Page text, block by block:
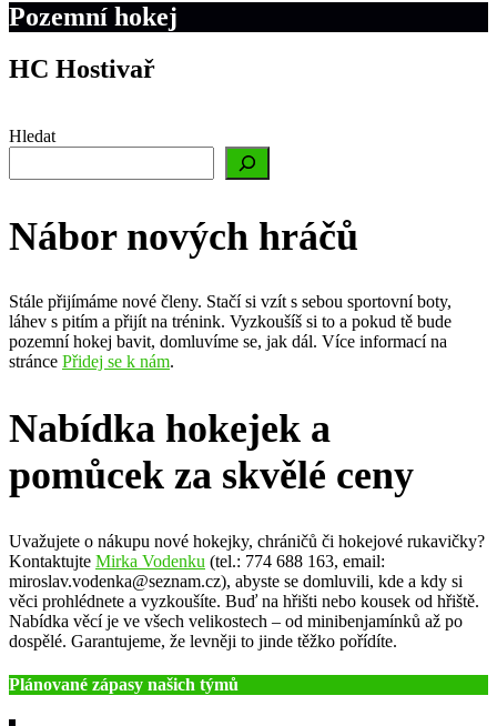
Pozemní hokej
HC Hostivař
Hledat
Nábor nových hráčů
Stále přijímáme nové členy. Stačí si vzít s sebou sportovní boty,
láhev s pitím a přijít na trénink. Vyzkoušíš si to a pokud tě bude
pozemní hokej bavit, domluvíme se, jak dál. Více informací na
stránce Přidej se k nám.
Nabídka hokejek a
pomůcek za skvělé ceny
Uvažujete o nákupu nové hokejky, chráničů či hokejové rukavičky?
Kontaktujte Mirka Vodenku (tel.: 774 688 163, email:
miroslav.vodenka@seznam.cz), abyste se domluvili, kde a kdy si
věci prohlédnete a vyzkoušíte. Buď na hřišti nebo kousek od hřiště.
Nabídka věcí je ve všech velikostech – od minibenjamínků až po
dospělé. Garantujeme, že levněji to jinde těžko pořídíte.
Plánované zápasy našich týmů